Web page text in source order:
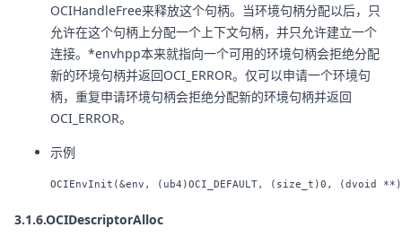
OCIHandleFree来释放这个句柄。当环境句柄分配以后，只
允许在这个句柄上分配一个上下文句柄，并只允许建立一个
连接。*envhpp本来就指向一个可用的环境句柄会拒绝分配
新的环境句柄并返回OCI_ERROR。仅可以申请一个环境句
柄，重复申请环境句柄会拒绝分配新的环境句柄并返回
OCI_ERROR。
示例
3.1.6.OCIDescriptorAlloc